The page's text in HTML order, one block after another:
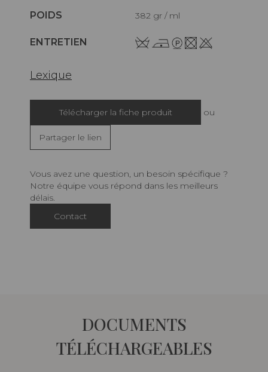
POIDS 382 gr / ml
ENTRETIEN
Lexique
Télécharger la fiche produit ou
Partager le lien
Vous avez une question, un besoin spécifique ?
Notre équipe vous répond dans les meilleurs
délais.
Contact
DOCUMENTS
TÉLÉCHARGEABLES